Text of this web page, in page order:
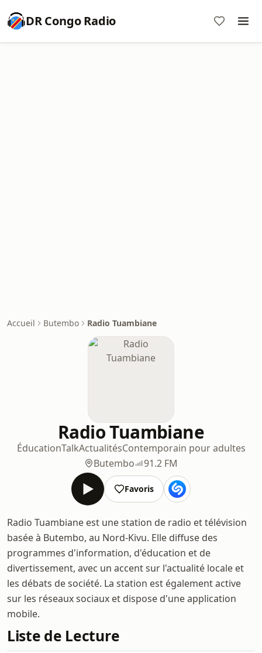
DR Congo Radio
Accueil Butembo Radio Tuambiane
Radio Tuambiane
ÉducationTalkActualitésContemporain pour adultes
Butembo
91.2 FM
Favoris
Radio Tuambiane est une station de radio et télévision
basée à Butembo, au Nord-Kivu. Elle diffuse des
programmes d'information, d'éducation et de
divertissement, avec un accent sur l'actualité locale et
les débats de société. La station est également active
sur les réseaux sociaux et dispose d'une application
mobile.
Liste de Lecture